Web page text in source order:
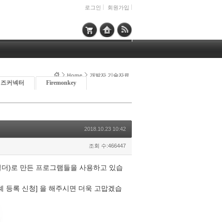
로그인 회원가입
Home 개발자 기술자료
커넥터 Firemonkey
2018.10.23 10:42
조회 수:466447
)로 만든 프로그램들을 사용하고 있습
등록 신청] 을 해주시면 더욱 고맙겠습